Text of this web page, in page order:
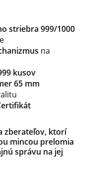
striebra 999/1000
na
kusov
65 mm
zberateľov, ktorí
mincou prelomia
správu na jej